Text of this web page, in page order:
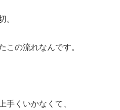
。
この流れなんです。
手くいかなくて、